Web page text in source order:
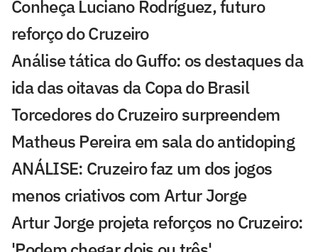
Conheça Luciano Rodríguez, futuro
reforço do Cruzeiro
Análise tática do Guffo: os destaques da
ida das oitavas da Copa do Brasil
Torcedores do Cruzeiro surpreendem
Matheus Pereira em sala do antidoping
ANÁLISE: Cruzeiro faz um dos jogos
menos criativos com Artur Jorge
Artur Jorge projeta reforços no Cruzeiro: